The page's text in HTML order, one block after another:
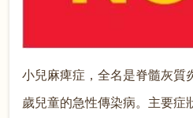
小兒麻痺症，全名是脊髓灰質
歲兒童的急性傳染病。主要症